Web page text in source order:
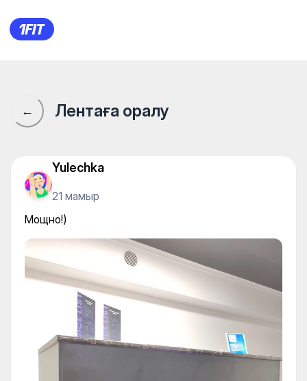
Студия растяжки
← Лентаға оралу
Yulechka
21 мамыр
Мощно!)